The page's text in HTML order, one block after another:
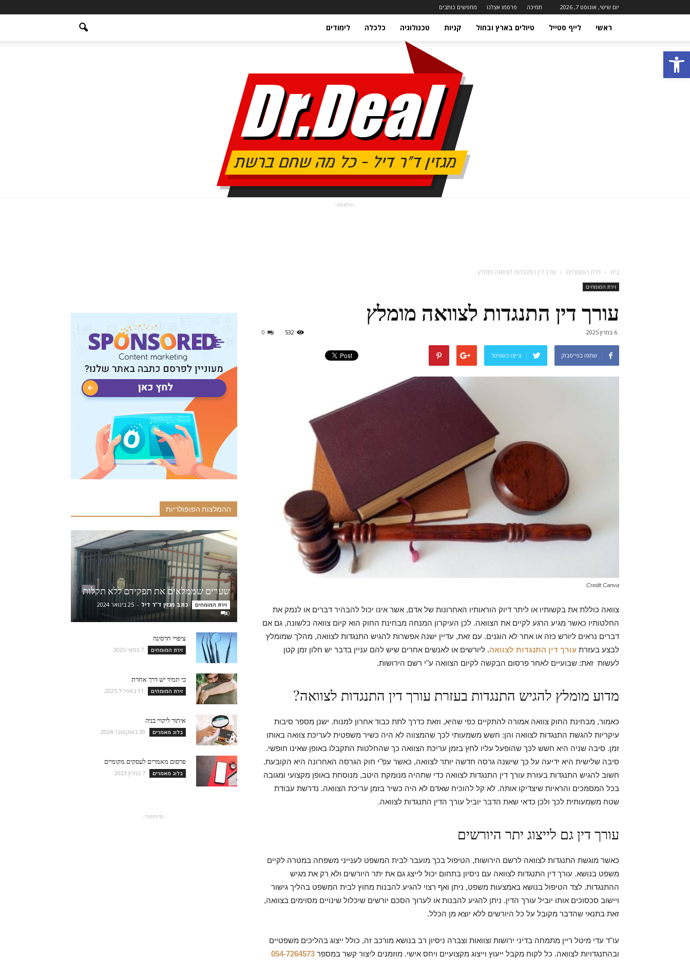
פתח סרגל נגישות
יום שישי, אוגוסט 7, 2026 תמיכה פרסמו אצלנו מחפשים כותבים
ראשי לייף סטייל טיולים בארץ ובחול קניות טכנולוגיה כלכלה לימודים
- פרסומת -
בית זירת המומחים עורך דין התנגדות לצוואה מומלץ
זירת המומחים
עורך דין התנגדות לצוואה מומלץ
6 במרץ 2025 0 532
שתפו בפייסבוק צייצו בטוויטר
Credit Canva
צוואה כוללת את בקשותיו או ליתר דיוק הוראותיו האחרונות של אדם, אשר אינו יכול להבהיר דברים או לנמק את
החלטותיו כאשר מגיע הרגע לקיים את הצוואה. לכן העיקרון המנחה מבחינת החוק הוא קיום צוואה כלשונה, גם אם
דברים נראים ליורש כזה או אחר לא הוגנים. עם זאת, עדיין ישנה אפשרות להגיש התנגדות לצוואה, מהלך שמומלץ
לבצע בעזרת עורך דין התנגדות לצוואה. ליורשים או לאנשים אחרים שיש להם עניין בדבר יש חלון זמן קטן
לעשות זאת: שבועיים לאחר פרסום הבקשה לקיום הצוואה ע"י רשם הירושות.
מדוע מומלץ להגיש התנגדות בעזרת עורך דין התנגדות לצוואה?
כאמור, מבחינת החוק צוואה אמורה להתקיים כפי שהיא, וזאת כדרך לתת כבוד אחרון למנוח. ישנן מספר סיבות
עיקריות להגשת התנגדות לצוואה והן: חשש משמעותי לכך שהמצווה לא היה כשיר משפטית לעריכת צוואה באותו
זמן. סיבה שניה היא חשש לכך שהופעל עליו לחץ בזמן עריכת הצוואה כך שהחלטות התקבלו באופן שאינו חופשי.
סיבה שלישית היא ידיעה על כך שישנה גרסה חדשה יותר לצוואה, כאשר עפ"י חוק הגרסה האחרונה היא הקובעת.
חשוב להגיש התנגדות בעזרת עורך דין התנגדות לצוואה כדי שתהיה מנומקת היטב, מנוסחת באופן מקצועי ומגובה
בכל המסמכים והראיות שיצדיקו אותה. לא קל להוכיח שאדם לא היה כשיר בזמן עריכת הצוואה. נדרשת עבודת
שטח משמעותית לכך ולכן כדאי שאת הדבר יוביל עורך הדין התנגדות לצוואה.
עורך דין גם לייצוג יתר היורשים
כאשר מוגשת התנגדות לצוואה לרשם הירושות, הטיפול בכך מועבר לבית המשפט לענייני משפחה במטרה לקיים
משפט בנושא. עורך דין התנגדות לצוואה עם ניסיון בתחום יכול לייצג גם את יתר היורשים ולא רק את מגיש
ההתנגדות. לצד הטיפול בנושא באמצעות משפט, ניתן ואף רצוי להגיע להבנות מחוץ לבית המשפט בהליך גישור
ויישוב סכסוכים אותו יוביל עורך הדין. ניתן להגיע להבנות או לערוך הסכם יורשים שיכלול שינויים מסוימים בצוואה,
זאת בתנאי שהדבר מקובל על כל היורשים ללא יוצא מן הכלל.
עו"ד עדי מיטל ריין מתמחה בדיני ירושות וצוואות וצברה ניסיון רב בנושא מורכב זה, כולל ייצוג בהליכים משפטיים
ובהתנגדויות לצוואה. כל לקוח מקבל ייעוץ וייצוג מקצועיים ויחס אישי. מוזמנים ליצור קשר במספר 054-7264573
ההמלצות הפופולריות
שערים שממלאים את תפקידם ללא תקלות
זירת המומחים כתב מגזין ד"ר דיל - 25 בינואר 2024
0
ציפויי חרסינה
זירת המומחים 7 במאי 2025
כי תמיד יש דרך אחרת
זירת המומחים 11 באפריל 2025
איתור ליקויי בניה
בלוג מאמרים 30 באוקטובר 2024
פרסום מאמרים לעסקים מקומיים
בלוג מאמרים 7 במרץ 2023
- פרסומת -